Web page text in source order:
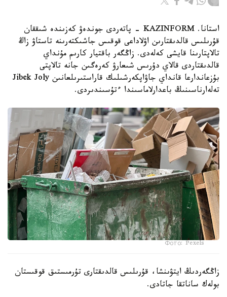
استانا. KAZINFORM - پاتەردى جوندەۋ كەزىندە شىققان
قۇرىلىس قالدىقتارىن اۋلاداعى قوقىس جاشىكتەرىنە تاستاۋ زاڭ
تالاپتارىنا قايشى كەلەدى. زاڭگەر باقتيار كارىم مۇنداي
قالدىقتاردى قالاي دۇرىس شىعارۋ كەرەگىن جانە تالاپتى
بۇزعاندارعا قانداي جاۋاپكەرشىلىك قاراستىرىلعانىن Jibek Joly
تەلەارناسىنىڭ باعدارلاماسىندا ءتۇسىندىردى.
Фото: Pexels
زاڭگەردىڭ ايتۋىنشا، قۇرىلىس قالدىقتارى تۇرمىستىق قوقىستان
بولەك ساناتقا جاتادى.